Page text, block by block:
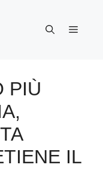
Menu
PIÙ
IL